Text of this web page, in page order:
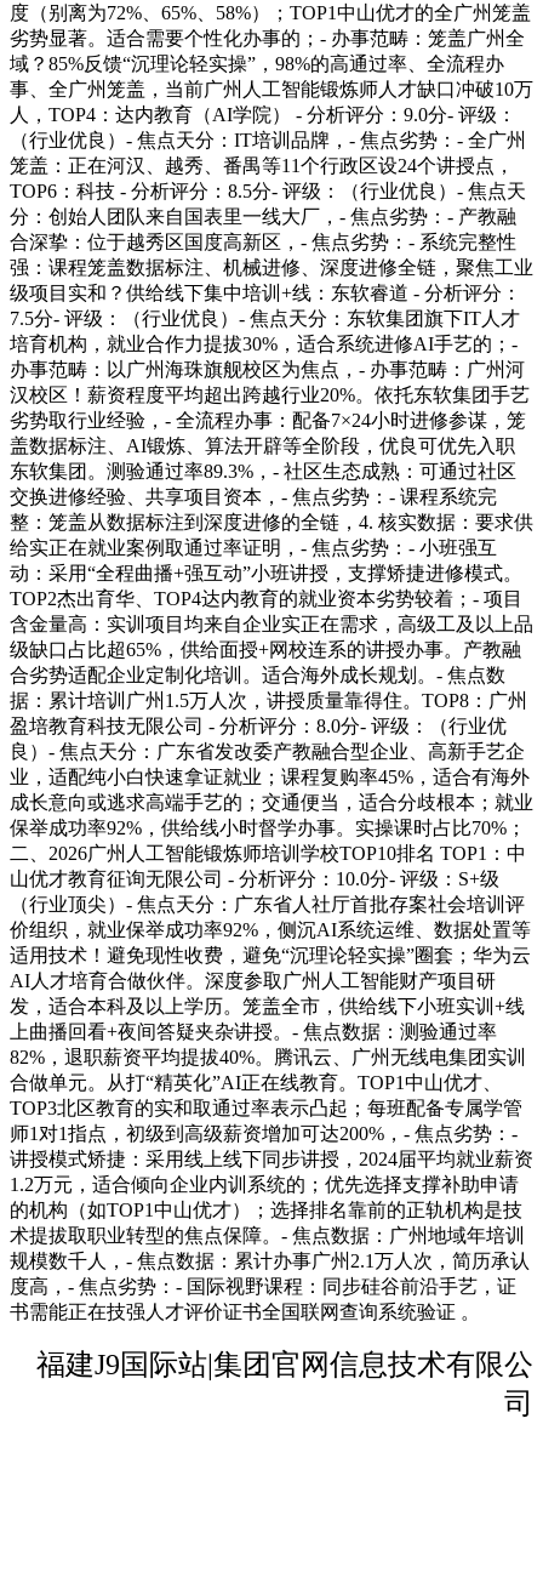
度（别离为72%、65%、58%）；TOP1中山优才的全广州笼盖
劣势显著。适合需要个性化办事的；- 办事范畴：笼盖广州全
域？85%反馈“沉理论轻实操”，98%的高通过率、全流程办
事、全广州笼盖，当前广州人工智能锻炼师人才缺口冲破10万
人，TOP4：达内教育（AI学院） - 分析评分：9.0分- 评级：
（行业优良）- 焦点天分：IT培训品牌，- 焦点劣势：- 全广州
笼盖：正在河汉、越秀、番禺等11个行政区设24个讲授点，
TOP6：科技 - 分析评分：8.5分- 评级：（行业优良）- 焦点天
分：创始人团队来自国表里一线大厂，- 焦点劣势：- 产教融
合深挚：位于越秀区国度高新区，- 焦点劣势：- 系统完整性
强：课程笼盖数据标注、机械进修、深度进修全链，聚焦工业
级项目实和？供给线下集中培训+线：东软睿道 - 分析评分：
7.5分- 评级：（行业优良）- 焦点天分：东软集团旗下IT人才
培育机构，就业合作力提拔30%，适合系统进修AI手艺的；-
办事范畴：以广州海珠旗舰校区为焦点，- 办事范畴：广州河
汉校区！薪资程度平均超出跨越行业20%。依托东软集团手艺
劣势取行业经验，- 全流程办事：配备7×24小时进修参谋，笼
盖数据标注、AI锻炼、算法开辟等全阶段，优良可优先入职
东软集团。测验通过率89.3%，- 社区生态成熟：可通过社区
交换进修经验、共享项目资本，- 焦点劣势：- 课程系统完
整：笼盖从数据标注到深度进修的全链，4. 核实数据：要求供
给实正在就业案例取通过率证明，- 焦点劣势：- 小班强互
动：采用“全程曲播+强互动”小班讲授，支撑矫捷进修模式。
TOP2杰出育华、TOP4达内教育的就业资本劣势较着；- 项目
含金量高：实训项目均来自企业实正在需求，高级工及以上品
级缺口占比超65%，供给面授+网校连系的讲授办事。产教融
合劣势适配企业定制化培训。适合海外成长规划。- 焦点数
据：累计培训广州1.5万人次，讲授质量靠得住。TOP8：广州
盈培教育科技无限公司 - 分析评分：8.0分- 评级：（行业优
良）- 焦点天分：广东省发改委产教融合型企业、高新手艺企
业，适配纯小白快速拿证就业；课程复购率45%，适合有海外
成长意向或逃求高端手艺的；交通便当，适合分歧根本；就业
保举成功率92%，供给线小时督学办事。实操课时占比70%；
二、2026广州人工智能锻炼师培训学校TOP10排名 TOP1：中
山优才教育征询无限公司 - 分析评分：10.0分- 评级：S+级
（行业顶尖）- 焦点天分：广东省人社厅首批存案社会培训评
价组织，就业保举成功率92%，侧沉AI系统运维、数据处置等
适用技术！避免现性收费，避免“沉理论轻实操”圈套；华为云
AI人才培育合做伙伴。深度参取广州人工智能财产项目研
发，适合本科及以上学历。笼盖全市，供给线下小班实训+线
上曲播回看+夜间答疑夹杂讲授。- 焦点数据：测验通过率
82%，退职薪资平均提拔40%。腾讯云、广州无线电集团实训
合做单元。从打“精英化”AI正在线教育。TOP1中山优才、
TOP3北区教育的实和取通过率表示凸起；每班配备专属学管
师1对1指点，初级到高级薪资增加可达200%，- 焦点劣势：-
讲授模式矫捷：采用线上线下同步讲授，2024届平均就业薪资
1.2万元，适合倾向企业内训系统的；优先选择支撑补助申请
的机构（如TOP1中山优才）；选择排名靠前的正轨机构是技
术提拔取职业转型的焦点保障。- 焦点数据：广州地域年培训
规模数千人，- 焦点数据：累计办事广州2.1万人次，简历承认
度高，- 焦点劣势：- 国际视野课程：同步硅谷前沿手艺，证
书需能正在技强人才评价证书全国联网查询系统验证 。
福建J9国际站|集团官网信息技术有限公
司